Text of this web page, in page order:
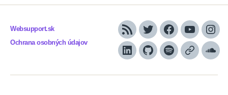
Websupport.sk
Ochrana osobných údajov
RSS TwitterFacebook
YouTube
LinkedInGitHubSpotifyApple